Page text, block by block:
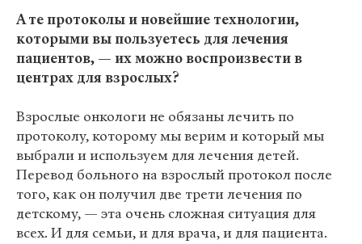
А те протоколы и новейшие технологии,
которыми вы пользуетесь для лечения
пациентов, — их можно воспроизвести в
центрах для взрослых?
Взрослые онкологи не обязаны лечить по
протоколу, которому мы верим и который мы
выбрали и используем для лечения детей.
Перевод больного на взрослый протокол после
того, как он получил две трети лечения по
детскому, — эта очень сложная ситуация для
всех. И для семьи, и для врача, и для пациента.